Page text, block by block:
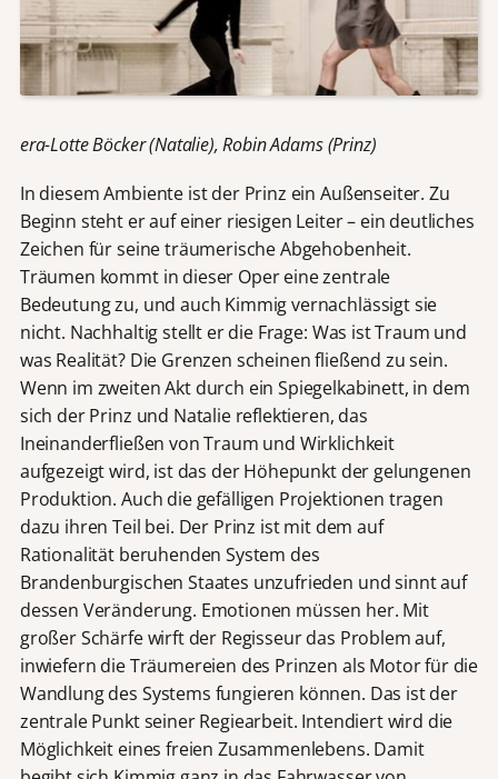
era-Lotte Böcker (Natalie), Robin Adams (Prinz)
In diesem Ambiente ist der Prinz ein Außenseiter. Zu
Beginn steht er auf einer riesigen Leiter – ein deutliches
Zeichen für seine träumerische Abgehobenheit.
Träumen kommt in dieser Oper eine zentrale
Bedeutung zu, und auch Kimmig vernachlässigt sie
nicht. Nachhaltig stellt er die Frage: Was ist Traum und
was Realität? Die Grenzen scheinen fließend zu sein.
Wenn im zweiten Akt durch ein Spiegelkabinett, in dem
sich der Prinz und Natalie reflektieren, das
Ineinanderfließen von Traum und Wirklichkeit
aufgezeigt wird, ist das der Höhepunkt der gelungenen
Produktion. Auch die gefälligen Projektionen tragen
dazu ihren Teil bei. Der Prinz ist mit dem auf
Rationalität beruhenden System des
Brandenburgischen Staates unzufrieden und sinnt auf
dessen Veränderung. Emotionen müssen her. Mit
großer Schärfe wirft der Regisseur das Problem auf,
inwiefern die Träumereien des Prinzen als Motor für die
Wandlung des Systems fungieren können. Das ist der
zentrale Punkt seiner Regiearbeit. Intendiert wird die
Möglichkeit eines freien Zusammenlebens. Damit